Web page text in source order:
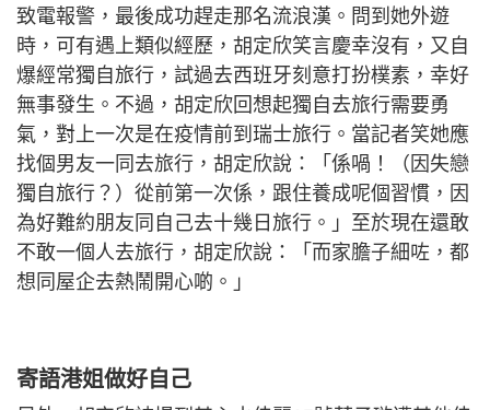
致電報警，最後成功趕走那名流浪漢。問到她外遊
時，可有遇上類似經歷，胡定欣笑言慶幸沒有，又自
爆經常獨自旅行，試過去西班牙刻意打扮樸素，幸好
無事發生。不過，胡定欣回想起獨自去旅行需要勇
氣，對上一次是在疫情前到瑞士旅行。當記者笑她應
找個男友一同去旅行，胡定欣說：「係喎！（因失戀
獨自旅行？）從前第一次係，跟住養成呢個習慣，因
為好難約朋友同自己去十幾日旅行。」至於現在還敢
不敢一個人去旅行，胡定欣說：「而家膽子細咗，都
想同屋企去熱鬧開心啲。」
寄語港姐做好自己